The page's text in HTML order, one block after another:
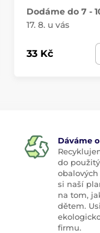
Dodáme do 7 -
17. 8. u vás
33 Kč
Dáváme
do
si naší
na tom,
dětem.
firmu.